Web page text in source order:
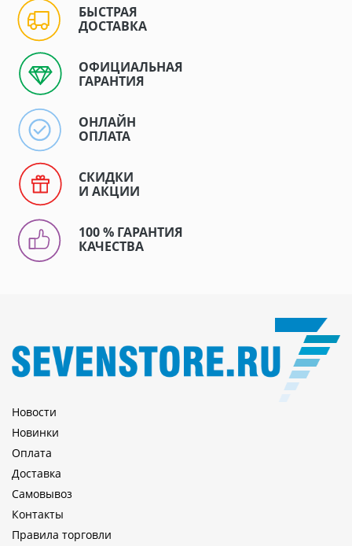
БЫСТРАЯ
ДОСТАВКА
ОФИЦИАЛЬНАЯ
ГАРАНТИЯ
ОНЛАЙН
ОПЛАТА
СКИДКИ
И АКЦИИ
100 % ГАРАНТИЯ
КАЧЕСТВА
Новости
Новинки
Оплата
Доставка
Самовывоз
Контакты
Правила торговли